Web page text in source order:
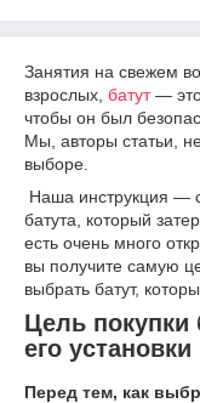
Занятия на свежем
взрослых, батут— это
чтобы он был
Мы, авторы статьи,
выборе.
Наша инструкция —
батута, который
есть очень много
вы получите самую
выбрать батут,
Цель покупки
его установки
Перед тем, как